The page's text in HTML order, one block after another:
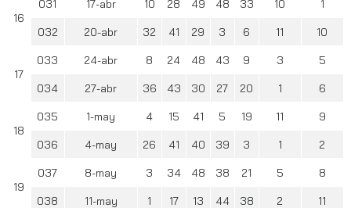
16
031 17-abr 10 28 49 48 33 10 1
032 20-abr 32 41 29 3 6 11 10
17
033 24-abr 8 24 48 43 9 3 5
034 27-abr 36 43 30 27 20 1 6
18
035 1-may 4 15 41 5 19 11 9
036 4-may 26 41 40 39 3 1 2
19
037 8-may 3 34 48 38 21 5 8
038 11-may 1 17 13 44 38 2 11